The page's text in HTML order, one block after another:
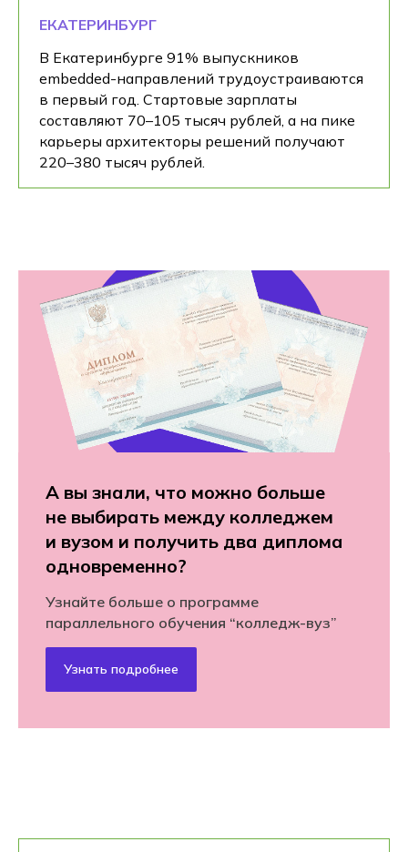
ЕКАТЕРИНБУРГ
В Екатеринбурге 91% выпускников
embedded-направлений трудоустраиваются
в первый год. Стартовые зарплаты
составляют 70–105 тысяч рублей, а на пике
карьеры архитекторы решений получают
220–380 тысяч рублей.
А вы знали, что можно больше
не выбирать между колледжем
и вузом и получить два диплома
одновременно?
Узнайте больше о программе
параллельного обучения “колледж-вуз”
Узнать подробнее